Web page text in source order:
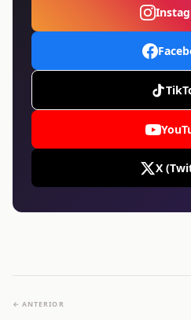
X
← ANTERIOR